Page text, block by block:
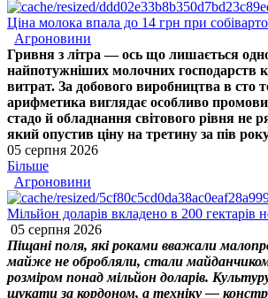
Ціна молока впала до 14 грн при
Агроновини
Гривня з літра — ось що лишається
найпотужніших молочних господарств
витрат. За добового виробництва в сто
арифметика виглядає особливо
стадо й обладнання світового рівня не
який опустив ціну на третину за пів
05 серпня 2026
Більше
Агроновини
Мільйон доларів вкладено в 200 гектарів
05 серпня 2026
Піщані поля, які роками вважали
майже не обробляли, стали майданчиком
розміром понад мільйон доларів.
шукати за кордоном, а техніку —